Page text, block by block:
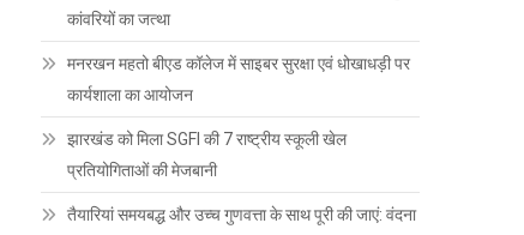
कांवरियों का जत्था
मनरखन महतो बीएड कॉलेज में साइबर सुरक्षा एवं धोखाधड़ी पर
कार्यशाला का आयोजन
झारखंड को मिला SGFI की 7 राष्ट्रीय स्कूली खेल
प्रतियोगिताओं की मेजबानी
तैयारियां समयबद्ध और उच्च गुणवत्ता के साथ पूरी की जाएं: वंदना